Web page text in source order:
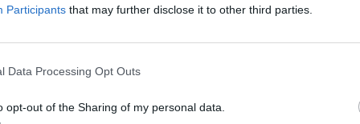
Participants that may further disclose it to other third parties.
Data Processing Opt Outs
opt-out of the Sharing of my personal data.
Varese